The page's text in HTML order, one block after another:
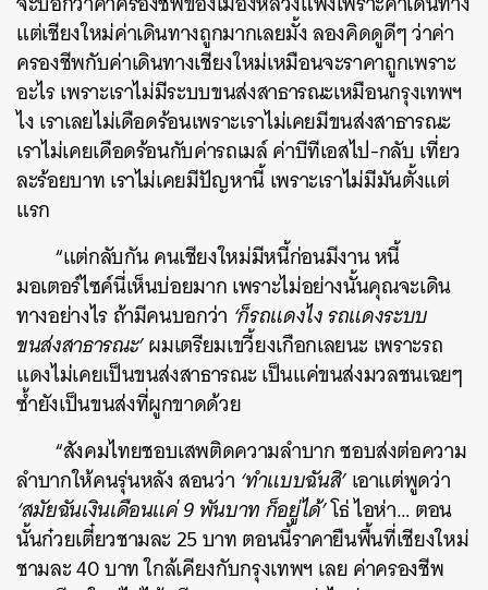
แต่เชียงใหม่ค่าเดินทางถูกมากเลยมั้ง ลองคิดดูดีๆ ว่าค่า
ครองชีพกับค่าเดินทางเชียงใหม่เหมือนจะราคาถูกเพราะ
อะไร เพราะเราไม่มีระบบขนส่งสาธารณะเหมือนกรุงเทพฯ
ไง เราเลยไม่เดือดร้อนเพราะเราไม่เคยมีขนส่งสาธารณะ
เราไม่เคยเดือดร้อนกับค่ารถเมล์ ค่าบีทีเอสไป-กลับ เที่ยว
ละร้อยบาท เราไม่เคยมีปัญหานี้ เพราะเราไม่มีมันตั้งแต่
แรก
“แต่กลับกัน คนเชียงใหม่มีหนี้ก่อนมีงาน หนี้
มอเตอร์ไซค์นี่เห็นบ่อยมาก เพราะไม่อย่างนั้นคุณจะเดิน
ทางอย่างไร ถ้ามีคนบอกว่า ‘ก็รถแดงไง รถแดงระบบ
ขนส่งสาธารณะ’ผมเตรียมเขวี้ยงเกือกเลยนะ เพราะรถ
แดงไม่เคยเป็นขนส่งสาธารณะ เป็นแค่ขนส่งมวลชนเฉยๆ
ซ้ำยังเป็นขนส่งที่ผูกขาดด้วย
“สังคมไทยชอบเสพติดความลำบาก ชอบส่งต่อความ
ลำบากให้คนรุ่นหลัง สอนว่า ‘ทำแบบฉันสิ’เอาแต่พูดว่า
‘สมัยฉันเงินเดือนแค่ 9 พันบาท ก็อยู่ได้’โธ่ ไอห่า… ตอน
นั้นก๋วยเตี๋ยวชามละ 25 บาท ตอนนี้ราคายืนพื้นที่เชียงใหม่
ชามละ 40 บาท ใกล้เคียงกับกรุงเทพฯ เลย ค่าครองชีพ